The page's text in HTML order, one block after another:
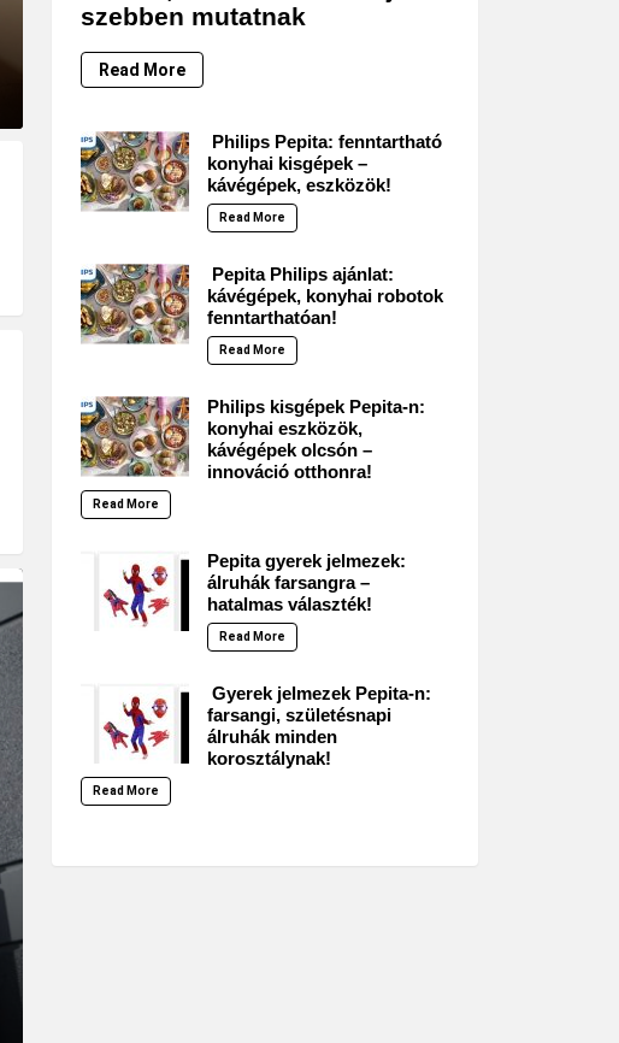
szebben mutatnak
Read More
Philips Pepita: fenntartható
konyhai kisgépek –
kávégépek, eszközök!
Read More
Pepita Philips ajánlat:
kávégépek, konyhai robotok
fenntarthatóan!
Read More
Philips kisgépek Pepita-n:
konyhai eszközök,
kávégépek olcsón –
innováció otthonra!
Read More
Pepita gyerek jelmezek:
álruhák farsangra –
hatalmas választék!
Read More
Gyerek jelmezek Pepita-n:
farsangi, születésnapi
álruhák minden
korosztálynak!
Read More